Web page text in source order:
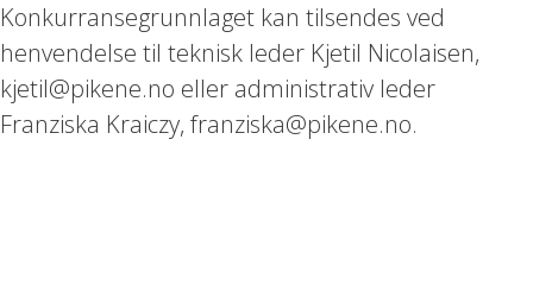
Konkurransegrunnlaget kan tilsendes ved
henvendelse til teknisk leder Kjetil Nicolaisen,
kjetil@pikene.no eller administrativ leder
Franziska Kraiczy, franziska@pikene.no.